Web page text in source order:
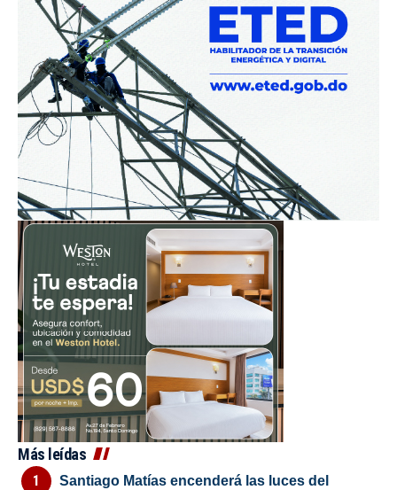
Más leídas
Santiago Matías encenderá las luces del